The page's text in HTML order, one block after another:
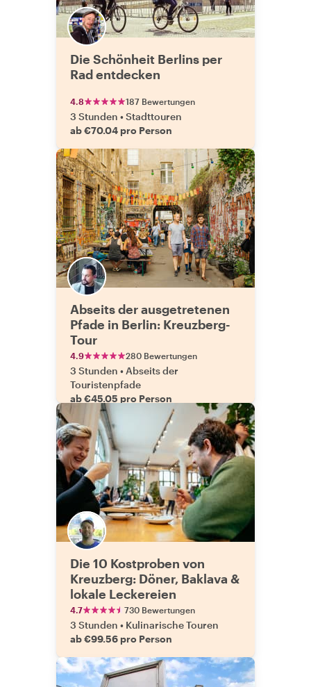
Die Schönheit Berlins per
Rad entdecken
4.8 187 Bewertungen
3 Stunden •Stadttouren
ab €70.04 pro Person
Abseits der ausgetretenen
Pfade in Berlin: Kreuzberg-
Tour
4.9 280 Bewertungen
3 Stunden • Abseits der
Touristenpfade
ab €45.05 pro Person
Die 10 Kostproben von
Kreuzberg: Döner, Baklava &
lokale Leckereien
4.7 730 Bewertungen
3 Stunden • Kulinarische Touren
ab €99.56 pro Person